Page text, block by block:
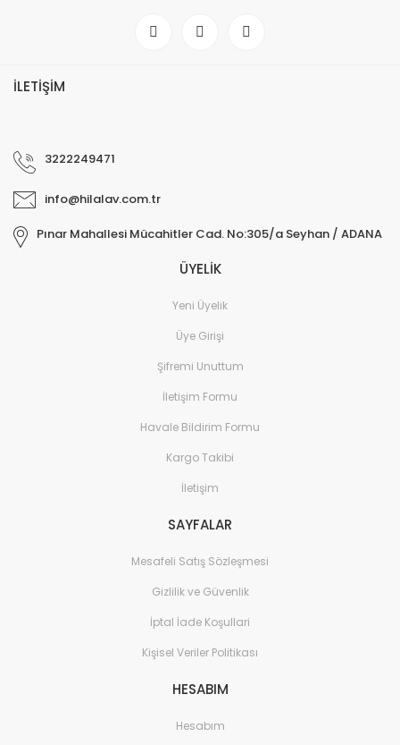
İLETİŞİM
3222249471
info@hilalav.com.tr
Pınar Mahallesi Mücahitler Cad. No:305/a Seyhan / ADANA
ÜYELİK
Yeni Üyelik
Üye Girişi
Şifremi Unuttum
İletişim Formu
Havale Bildirim Formu
Kargo Takibi
İletişim
SAYFALAR
Mesafeli Satış Sözleşmesi
Gizlilik ve Güvenlik
İptal İade Koşullari
Kişisel Veriler Politikası
HESABIM
Hesabım